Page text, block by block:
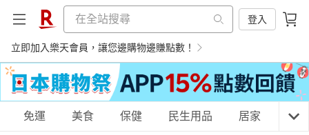
登入
立即加入樂天會員，讓您邊購物邊賺點數！
購物網分類
免運 美食 保健 民生用品 居家 3C